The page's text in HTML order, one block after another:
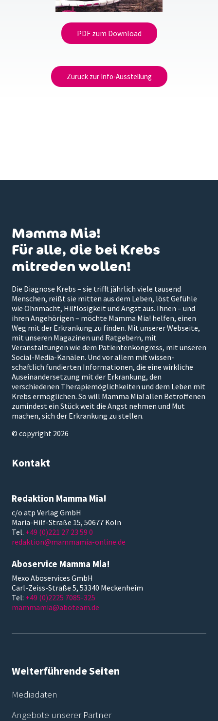
PDF zum Download
Zurück zur Info-Ausstellung
Mamma Mia!
Für alle, die bei Krebs
mitreden wollen!
Die Diagnose Krebs – sie trifft jährlich viele tausend
Menschen, reißt sie mitten aus dem Leben, löst Gefühle
wie Ohnmacht, Hilflosigkeit und Angst aus. Ihnen – und
ihren Angehörigen – möchte Mamma Mia! helfen, einen
Weg mit der Erkrankung zu finden. Mit unserer Webseite,
mit unseren Magazinen und Ratgebern, mit
Veranstaltungen wie dem Patientenkongress, mit unseren
Social-Media-Kanälen. Und vor allem mit wissen-
schaftlich fundierten Informationen, die eine wirkliche
Auseinandersetzung mit der Erkrankung, den
verschiedenen Therapiemöglichkeiten und dem Leben mit
Krebs ermöglichen. So will Mamma Mia! allen Betroffenen
zumindest ein Stück weit die Angst nehmen und Mut
machen, sich der Erkrankung zu stellen.
© copyright 2026
Kontakt
Redaktion Mamma Mia!
c/o atp Verlag GmbH
Maria-Hilf-Straße 15, 50677 Köln
Tel. +49 (0)221 27 23 59 0
redaktion@mammamia-online.de
Aboservice Mamma Mia!
Mexo Aboservices GmbH
Carl-Zeiss-Straße 5, 53340 Meckenheim
Tel: +49 (0)2225 7085-325
mammamia@aboteam.de
Weiterführende Seiten
Mediadaten
Angebote unserer Partner